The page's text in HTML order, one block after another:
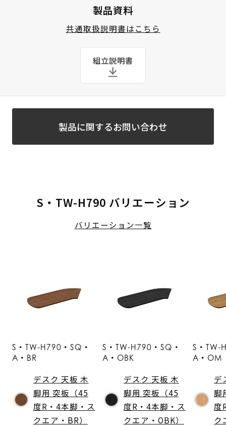
製品資料
共通取扱説明書はこちら
組立説明書
製品に関するお問い合わせ
S・TW-H790 バリエーション
バリエーション一覧
S・TW-H790・SQ・
A・BR
デスク 天板 木
脚用 突板（45
度R・4本脚・ス
クエア・BR）
S・TW-H790・SQ・
A・OBK
デスク 天板 木
脚用 突板（45
度R・4本脚・ス
クエア・OBK）
S・TW-
A・OM
デ
脚
度
ク